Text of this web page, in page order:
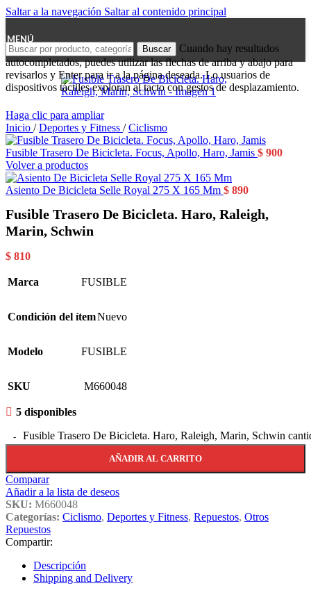
Saltar a la navegación Saltar al contenido principal
MENÚ
Buscar
Cuando hay resultados
autocompletados, puedes utilizar las flechas de arriba y abajo para
revisarlos y Enter para ir a la página deseada. Lo usuarios de
dispositivos táctiles exploran al tacto con gestos de desplazamiento.
Haga clic para ampliar
Inicio / Deportes y Fitness / Ciclismo
Fusible Trasero De Bicicleta. Focus, Apollo, Haro, Jamis $ 900
Volver a productos
Asiento De Bicicleta Selle Royal 275 X 165 Mm $ 890
Fusible Trasero De Bicicleta. Haro, Raleigh,
Marin, Schwin
$ 810
Marca FUSIBLE
Condición del ítemNuevo
Modelo FUSIBLE
SKU M660048
5 disponibles
Fusible Trasero De Bicicleta. Haro, Raleigh, Marin, Schwin
AÑADIR AL CARRITO
Comparar
Añadir a la lista de deseos
SKU: M660048
Categorías: Ciclismo, Deportes y Fitness, Repuestos, Otros
Repuestos
Compartir:
Descripción
Shipping and Delivery